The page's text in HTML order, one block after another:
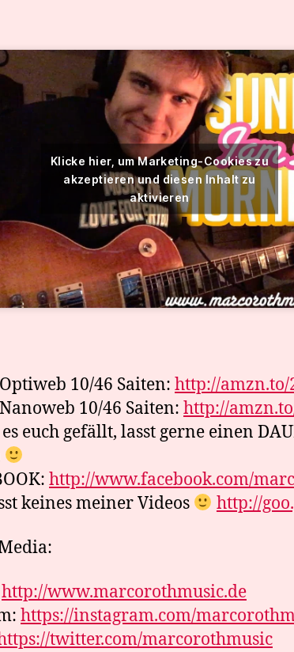
Klicke hier, um Marketing-Cookies zu
akzeptieren und diesen Inhalt zu
aktivieren
10/46 Saiten: http://amzn.to/
10/46 Saiten: http://
euch gefällt, lasst gerne einen
http://www.facebook.com/
keines meiner Videos
http://
http://www.marcorothmusic.de
https://instagram.com/
twitter.com/marcorothmusic